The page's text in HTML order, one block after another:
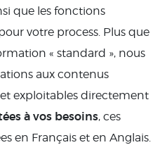
que les fonctions
votre process. Plus que
« standard », nous
aux contenus
exploitables directement
à vos besoins, ces
en Français et en Anglais.